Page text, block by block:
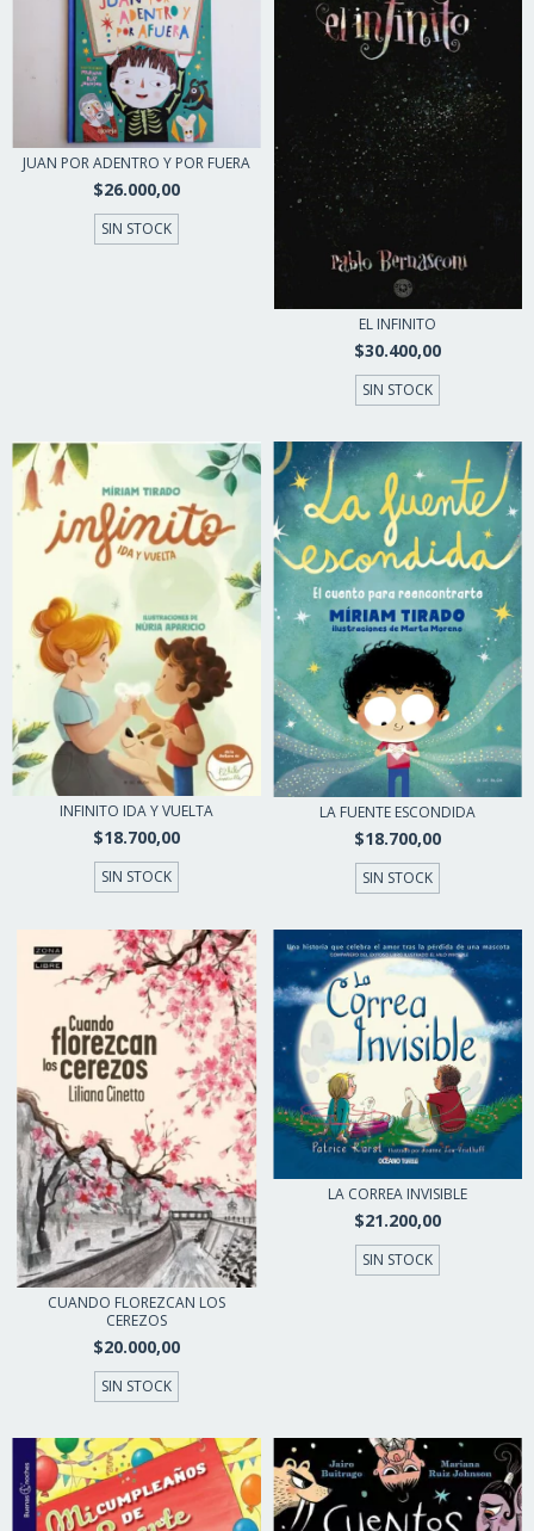
JUAN POR ADENTRO Y POR FUERA
$26.000,00
SIN STOCK
EL INFINITO
$30.400,00
SIN STOCK
INFINITO IDA Y VUELTA
$18.700,00
SIN STOCK
LA FUENTE ESCONDIDA
$18.700,00
SIN STOCK
CUANDO FLOREZCAN LOS
CEREZOS
$20.000,00
SIN STOCK
LA CORREA INVISIBLE
$21.200,00
SIN STOCK